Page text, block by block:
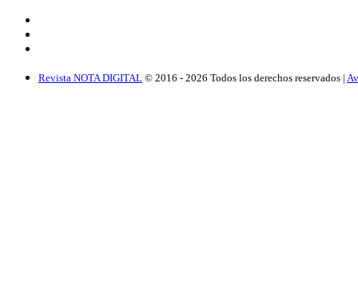
Revista NOTA DIGITAL © 2016 - 2026 Todos los derechos reservados |